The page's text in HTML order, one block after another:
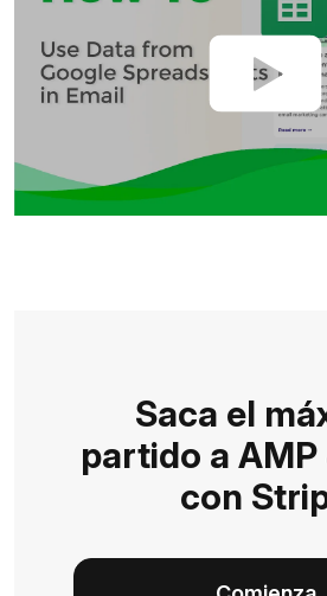
Saca el
partido a AMP
con